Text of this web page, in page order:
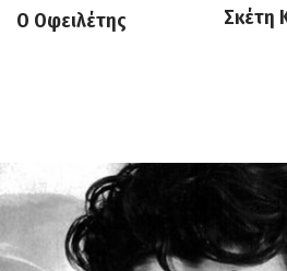
Ο Οφειλέτης Σκέτη